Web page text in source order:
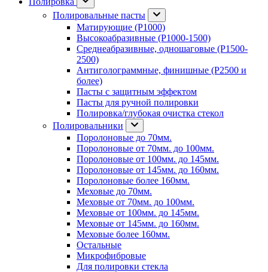
Полировальные пасты
Матирующие (P1000)
Высокоабразивные (P1000-1500)
Среднеабразивные, одношаговые (P1500-
2500)
Антиголограммные, финишные (P2500 и
более)
Пасты с защитным эффектом
Пасты для ручной полировки
Полировка/глубокая очистка стекол
Полировальники
Поролоновые до 70мм.
Поролоновые от 70мм. до 100мм.
Поролоновые от 100мм. до 145мм.
Поролоновые от 145мм. до 160мм.
Поролоновые более 160мм.
Меховые до 70мм.
Меховые от 70мм. до 100мм.
Меховые от 100мм. до 145мм.
Меховые от 145мм. до 160мм.
Меховые более 160мм.
Остальные
Микрофибровые
Для полировки стекла